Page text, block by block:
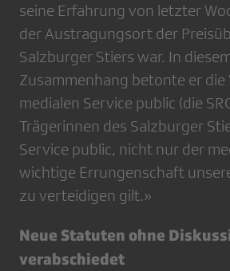
seine Erfahrung von letzter
der Austragungsort der
Salzburger Stiers war. In
Zusammenhang betonte er die
medialen Service public (die
Trägerinnen des Salzburger
Service public, nicht nur der
wichtige Errungenschaft
zu verteidigen gilt.»
Neue Statuten ohne
verabschiedet